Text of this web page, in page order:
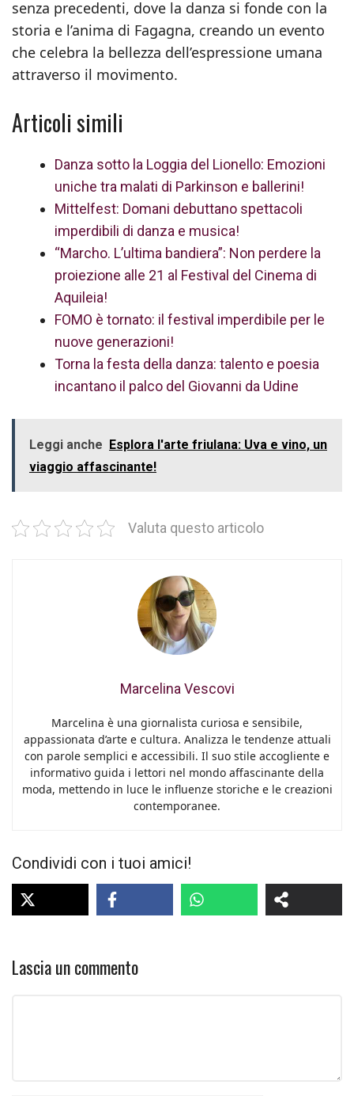
senza precedenti, dove la danza si fonde con la
storia e l’anima di Fagagna, creando un evento
che celebra la bellezza dell’espressione umana
attraverso il movimento.
Articoli simili
Danza sotto la Loggia del Lionello: Emozioni
uniche tra malati di Parkinson e ballerini!
Mittelfest: Domani debuttano spettacoli
imperdibili di danza e musica!
“Marcho. L’ultima bandiera”: Non perdere la
proiezione alle 21 al Festival del Cinema di
Aquileia!
FOMO è tornato: il festival imperdibile per le
nuove generazioni!
Torna la festa della danza: talento e poesia
incantano il palco del Giovanni da Udine
Leggi anche Esplora l'arte friulana: Uva e vino, un
viaggio affascinante!
Valuta questo articolo
Marcelina Vescovi
Marcelina è una giornalista curiosa e sensibile,
appassionata d’arte e cultura. Analizza le tendenze attuali
con parole semplici e accessibili. Il suo stile accogliente e
informativo guida i lettori nel mondo affascinante della
moda, mettendo in luce le influenze storiche e le creazioni
contemporanee.
Condividi con i tuoi amici!
Lascia un commento